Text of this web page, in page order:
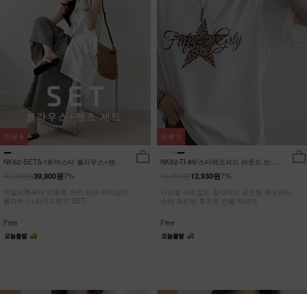
NK62-SETS-18/아스타 블라우스+팬츠
7%
39,900원
데일리룩부터 여행룩 까지,린넨 터치감의
블라우스+와이드팬츠 SET
Free
리뷰 0
NK62-TI-89/스타레오파드 라운드 반팔
7%
12,930원
시선을 사로잡는 감각적인 프린팅 레오파드
스타 프린팅 루즈핏 반팔 티셔츠
Free
리뷰 0